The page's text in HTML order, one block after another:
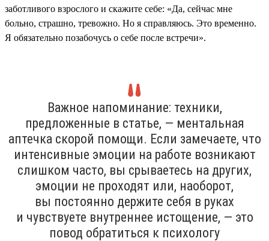
заботливого взрослого и скажите себе: «Да, сейчас мне
больно, страшно, тревожно. Но я справляюсь. Это временно.
Я обязательно позабочусь о себе после встречи».
Важное напоминание: техники,
предложенные в статье, — ментальная
аптечка скорой помощи. Если замечаете, что
интенсивные эмоции на работе возникают
слишком часто, вы срываетесь на других,
эмоции не проходят или, наоборот,
вы постоянно держите себя в руках
и чувствуете внутреннее истощение, — это
повод обратиться к психологу